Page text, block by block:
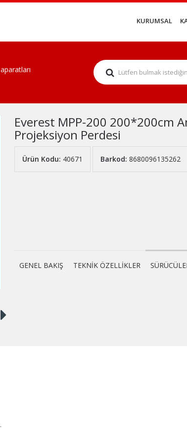
KURUMSAL
Everest MPP-200 200*200cm
Projeksiyon Perdesi
Ürün Kodu: 40671 Barkod: 8680096135262
GENEL BAKIŞ TEKNİK ÖZELLİKLER